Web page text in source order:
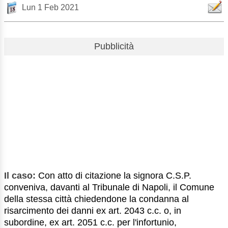
Lun 1 Feb 2021
Pubblicità
Il caso: Con atto di citazione la signora C.S.P.
conveniva, davanti al Tribunale di Napoli, il Comune
della stessa città chiedendone la condanna al
risarcimento dei danni ex art. 2043 c.c. o, in
subordine, ex art. 2051 c.c. per l'infortunio,